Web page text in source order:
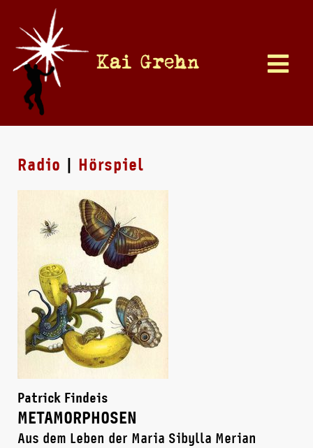
Kai Grehn
Radio | Hörspiel
Patrick Findeis
METAMORPHOSEN
Aus dem Leben der Maria Sibylla Merian